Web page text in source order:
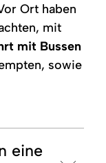
Ort haben
mit
mit Bussen
sowie
eine